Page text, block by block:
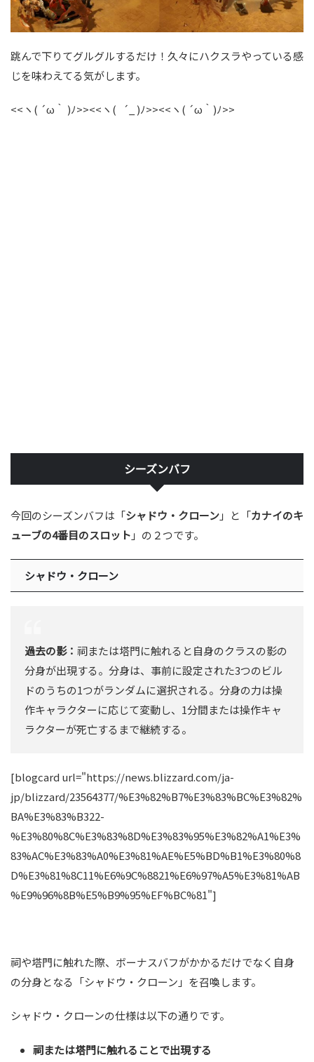
跳んで下りてグルグルするだけ！久々にハクスラやっている感
じを味わえてる気がします。
<<ヽ( ´ω｀ )ﾉ>><<ヽ( ´_ )ﾉ>><<ヽ( ´ω｀)ﾉ>>
シーズンバフ
今回のシーズンバフは「シャドウ・クローン」と「カナイのキ
ューブの4番目のスロット 」の２つです。
シャドウ・クローン
過去の影： 祠または塔門に触れると自身のクラスの影の
分身が出現する。分身は、事前に設定された3つのビル
ドのうちの1つがランダムに選択される。分身の力は操
作キャラクターに応じて変動し、1分間または操作キャ
ラクターが死亡するまで継続する。
[blogcard url="https://news.blizzard.com/ja-
jp/blizzard/23564377/%E3%82%B7%E3%83%BC%E3%82%
BA%E3%83%B322-
%E3%80%8C%E3%83%8D%E3%83%95%E3%82%A1%E3%
83%AC%E3%83%A0%E3%81%AE%E5%BD%B1%E3%80%8
D%E3%81%8C11%E6%9C%8821%E6%97%A5%E3%81%AB
%E9%96%8B%E5%B9%95%EF%BC%81"]
祠や塔門に触れた際、ボーナスバフがかかるだけでなく自身
の分身となる「シャドウ・クローン」を召喚します。
シャドウ・クローンの仕様は以下の通りです。
祠または塔門に触れることで出現する